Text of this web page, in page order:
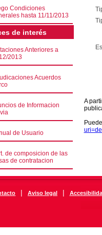
Condiciones
hasta 11/11/2013
de interés
Anteriores a
2013
Acuerdos
de Informacion
de Usuario
de composicion de las
de contratacion
A
| Aviso legal |